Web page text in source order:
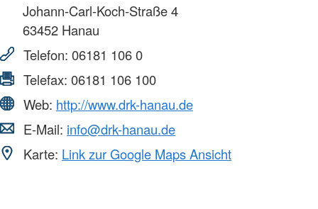
Johann-Carl-Koch-Straße 4
63452 Hanau
Telefon: 06181 106 0
Telefax: 06181 106 100
Web: http://www.drk-hanau.de
E-Mail: info@drk-hanau.de
Karte: Link zur Google Maps Ansicht